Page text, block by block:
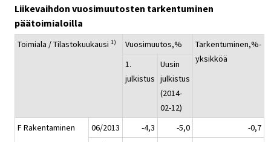
Liikevaihdon vuosimuutosten tarkentuminen
päätoimialoilla
Toimiala / Tilastokuukausi 1) Vuosimuutos,%
Tarkentuminen,%-
yksikköä
1.
julkistus
Uusin
julkistus
(2014-
02-12)
F Rakentaminen
06/2013 -4,3 -5,0
-0,7